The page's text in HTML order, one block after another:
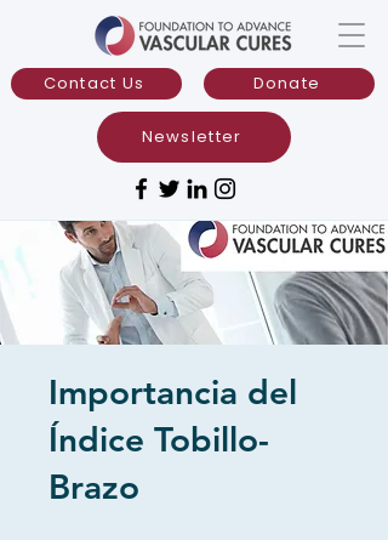
Donate
Contact Us
Newsletter
Importancia del
Índice Tobillo-
Brazo